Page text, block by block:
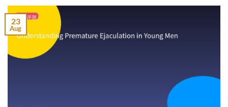
23
Aug